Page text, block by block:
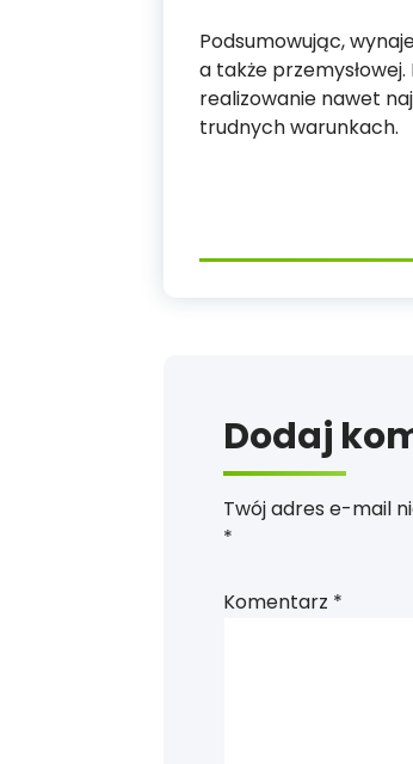
Podsumowując,
a także
realizowanie nawet
trudnych warunkach.
Dodaj
Twój adres e-mail
*
Komentarz *